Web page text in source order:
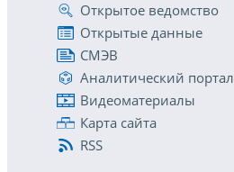
Открытое ведомство
Открытые данные
СМЭВ
Аналитический портал
Видеоматериалы
Карта сайта
RSS